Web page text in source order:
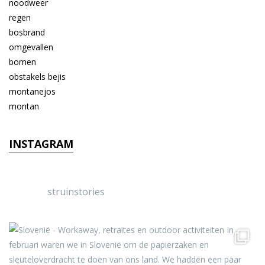
INSTAGRAM
struinstories